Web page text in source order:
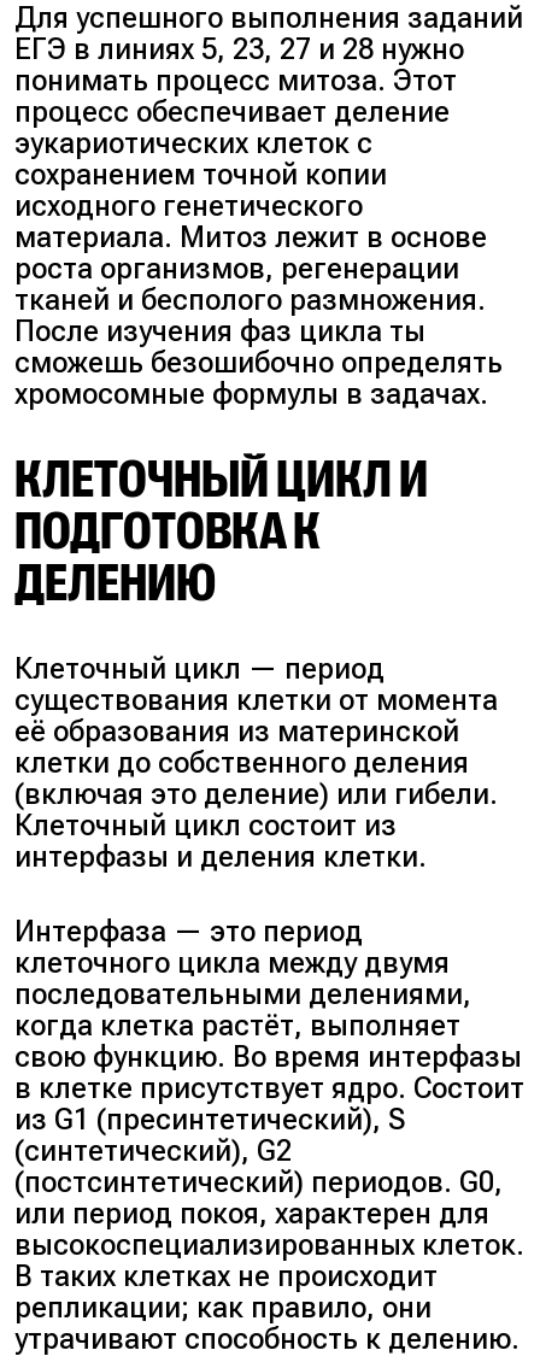
Для успешного выполнения заданий
ЕГЭ в линиях 5, 23, 27 и 28 нужно
понимать процесс митоза. Этот
процесс обеспечивает деление
эукариотических клеток с
сохранением точной копии
исходного генетического
материала. Митоз лежит в основе
роста организмов, регенерации
тканей и бесполого размножения.
После изучения фаз цикла ты
сможешь безошибочно определять
хромосомные формулы в задачах.
КЛЕТОЧНЫЙ ЦИКЛ И
ПОДГОТОВКА К
ДЕЛЕНИЮ
Клеточный цикл — период
существования клетки от момента
её образования из материнской
клетки до собственного деления
(включая это деление) или гибели.
Клеточный цикл состоит из
интерфазы и деления клетки.
Интерфаза — это период
клеточного цикла между двумя
последовательными делениями,
когда клетка растёт, выполняет
свою функцию. Во время интерфазы
в клетке присутствует ядро. Состоит
из G1 (пресинтетический), S
(синтетический), G2
(постсинтетический) периодов. G0,
или период покоя, характерен для
высокоспециализированных клеток.
В таких клетках не происходит
репликации; как правило, они
утрачивают способность к делению.